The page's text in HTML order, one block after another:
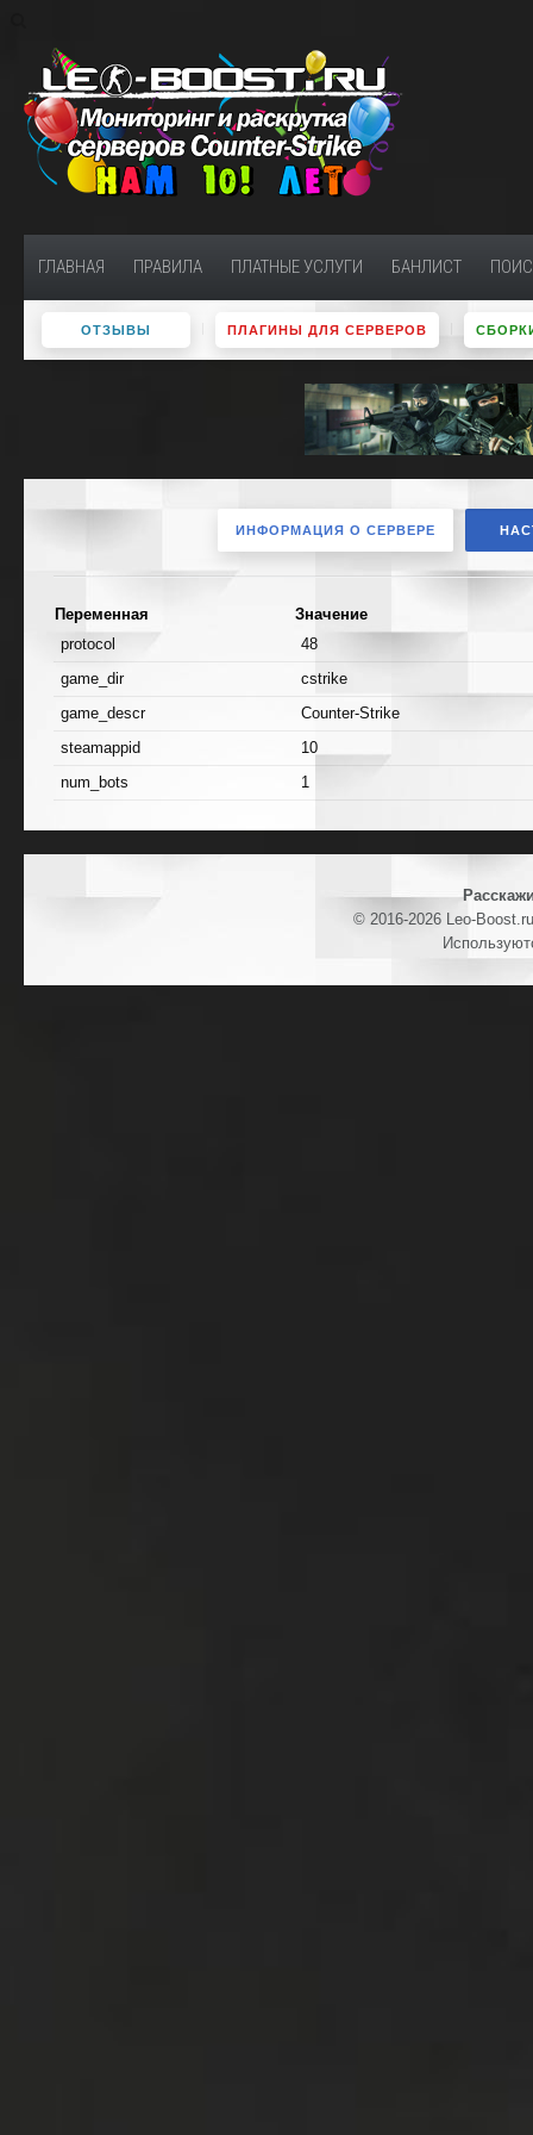
ГЛАВНАЯ ПРАВИЛА ПЛАТНЫЕ УСЛУГИ БАНЛИСТ
ОТЗЫВЫ ПЛАГИНЫ ДЛЯ СЕРВЕРОВ
ИНФОРМАЦИЯ О СЕРВЕРЕ
Переменная
Значение
protocol
48
game_dir cstrike
game_descr Counter-Strike
steamappid 10
num_bots 1
© 2016-2026 Leo-